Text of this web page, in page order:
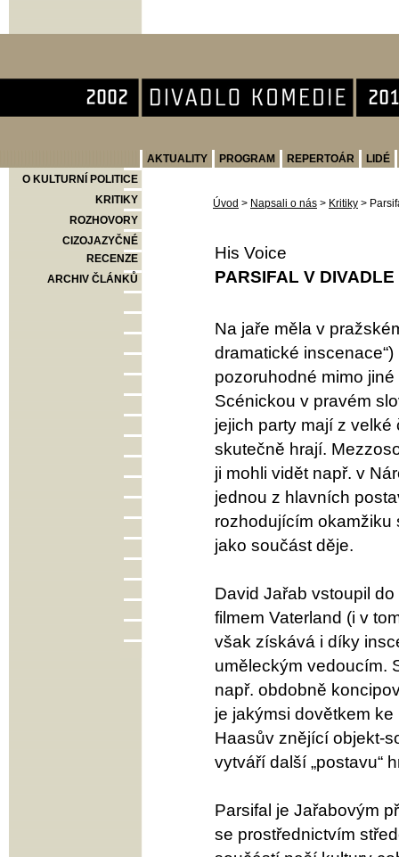
AKTUALITY PROGRAM REPERTOÁR
LIDÉ
O KULTURNÍ POLITICE
KRITIKY
ROZHOVORY
CIZOJAZYČNÉ
RECENZE
ARCHIV ČLÁNKŮ
Úvod > Napsali o nás > Kritiky >
His Voice
PARSIFAL V
Na jaře měla v
dramatické
pozoruhodné mimo
Scénickou v pravém
jejich party mají z
skutečně hrají.
ji mohli vidět např. v
jednou z hlavních
rozhodujícím okamžiku
jako součást děje.
David Jařab vstoupil
filmem Vaterland (i v
však získává i díky
uměleckým vedoucím.
např. obdobně
je jakýmsi dovětkem
Haasův znějící objekt-
vytváří další „postavu“
Parsifal je Jařabovým
se prostřednictvím